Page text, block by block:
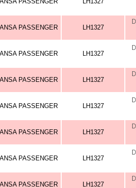
PASSENGER LH1327
PASSENGER LH1327
PASSENGER LH1327
PASSENGER LH1327
PASSENGER LH1327
PASSENGER LH1327
PASSENGER LH1327